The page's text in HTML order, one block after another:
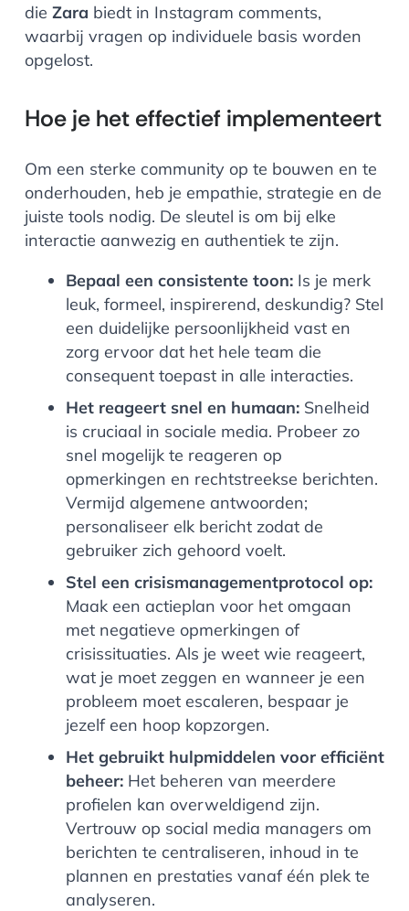
die Zara biedt in Instagram comments,
waarbij vragen op individuele basis worden
opgelost.
Hoe je het effectief implementeert
Om een sterke community op te bouwen en te
onderhouden, heb je empathie, strategie en de
juiste tools nodig. De sleutel is om bij elke
interactie aanwezig en authentiek te zijn.
Bepaal een consistente toon: Is je merk
leuk, formeel, inspirerend, deskundig? Stel
een duidelijke persoonlijkheid vast en
zorg ervoor dat het hele team die
consequent toepast in alle interacties.
Het reageert snel en humaan: Snelheid
is cruciaal in sociale media. Probeer zo
snel mogelijk te reageren op
opmerkingen en rechtstreekse berichten.
Vermijd algemene antwoorden;
personaliseer elk bericht zodat de
gebruiker zich gehoord voelt.
Stel een crisismanagementprotocol op:
Maak een actieplan voor het omgaan
met negatieve opmerkingen of
crisissituaties. Als je weet wie reageert,
wat je moet zeggen en wanneer je een
probleem moet escaleren, bespaar je
jezelf een hoop kopzorgen.
Het gebruikt hulpmiddelen voor efficiënt
beheer: Het beheren van meerdere
profielen kan overweldigend zijn.
Vertrouw op social media managers om
berichten te centraliseren, inhoud in te
plannen en prestaties vanaf één plek te
analyseren.